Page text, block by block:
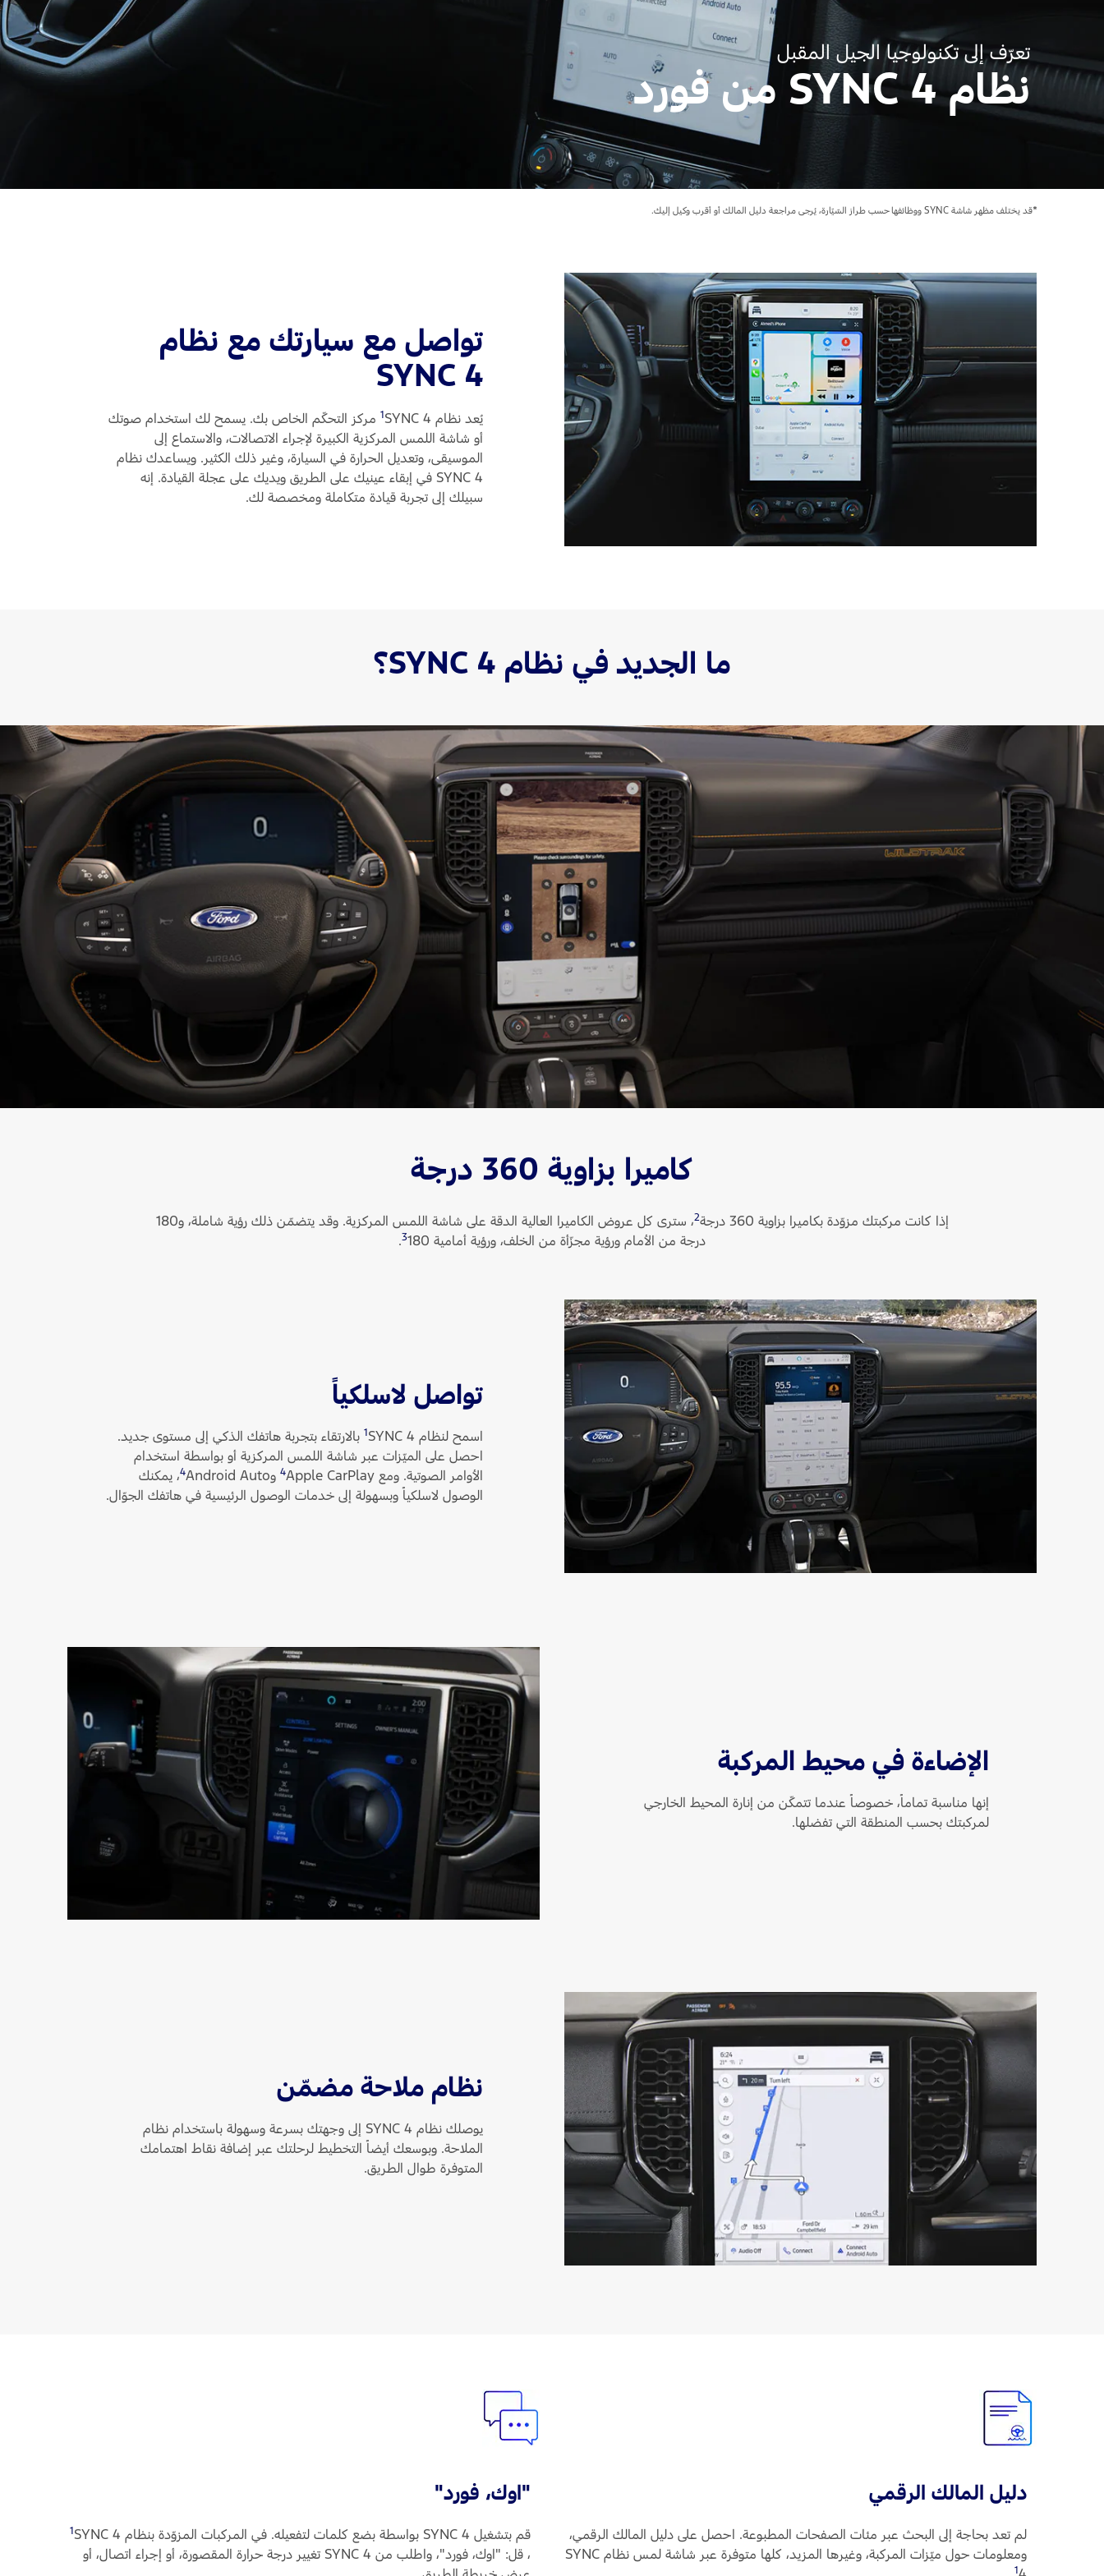
Jordan
Kuwait
Lebanon
Qatar
Saudi Arabia
United Arab Emirates
Yemen
اليمن
قطع مقلدة
اتصل بنا
البحث عن الوكيل
الأسئلة الشائعة
تعرّف إلى تكنولوجيا الجيل المقبل
نظام SYNC 4 من فورد
*قد يختلف مظهر شاشة SYNC ووظائفها حسب طراز السّيّارة، يُرجى مراجعة دليل المالك أو أقرب وكيل إليك.
تواصل مع سيارتك مع نظام
SYNC 4
يُعد نظام SYNC 4 1‏ مركز التحكّم الخاص بك. يسمح لك استخدام صوتك
أو شاشة اللمس المركزية الكبيرة لإجراء الاتصالات، والاستماع إلى
الموسيقى، وتعديل الحرارة في السيارة، وغير ذلك الكثير. ويساعدك نظام
SYNC 4 في إبقاء عينيك على الطريق ويديك على عجلة القيادة. إنه
سبيلك إلى تجربة قيادة متكاملة ومخصصة لك.
ما الجديد في نظام SYNC 4؟
كاميرا بزاوية 360 درجة
إذا كانت مركبتك مزوّدة بكاميرا بزاوية 360 درجة 2
، سترى كل عروض الكاميرا العالية الدقة على شاشة اللمس المركزية. وقد يتضمّن ذلك رؤية شاملة، و180
درجة من الأمام ورؤية مجزّأة من الخلف، ورؤية أمامية 180
3
‏.
تواصل لاسلكياً
اسمح لنظام SYNC 4‏ 1بالارتقاء بتجربة هاتفك الذكي إلى مستوى جديد.
احصل على الميّزات عبر شاشة اللمس المركزية أو بواسطة استخدام
الأوامر الصوتية. ومع Apple CarPlay
4وAndroid Auto 4‏، يمكنك
الوصول لاسلكياً وبسهولة إلى خدمات الوصول الرئيسية في هاتفك الجوّال.
الإضاءة في محيط المركبة
إنها مناسبة تماماً، خصوصاً عندما تتمكّن من إنارة المحيط الخارجي
لمركبتك بحسب المنطقة التي تفضلها.
نظام ملاحة مضمّن
يوصلك نظام SYNC 4 إلى وجهتك بسرعة وسهولة باستخدام نظام
الملاحة. وبوسعك أيضاً التخطيط لرحلتك عبر إضافة نقاط اهتمامك
المتوفرة طوال الطريق.
دليل المالك الرقمي
لم تعد بحاجة إلى البحث عبر مئات الصفحات المطبوعة. احصل على دليل المالك الرقمي،
ومعلومات حول ميّزات المركبة، وغيرها المزيد، كلها متوفرة عبر شاشة لمس نظام SYNC
1
"اوك، فورد"
قم بتشغيل SYNC 4 بواسطة بضع كلمات لتفعيله. في المركبات المزوّدة بنظام SYNC 4 1
‏، قل: "اوك، فورد"، واطلب من SYNC 4 تغيير درجة حرارة المقصورة، أو إجراء اتصال، أو